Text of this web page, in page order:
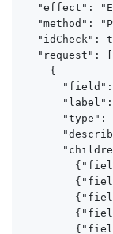
"effect":
"method":
"idCheck":
  "request": [
    {
"label":
"type":